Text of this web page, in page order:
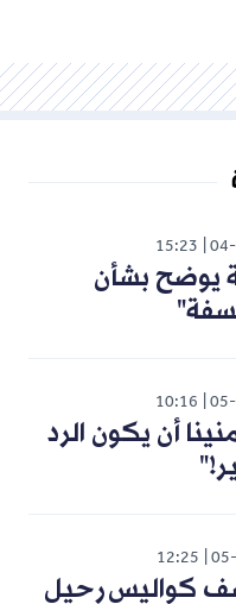
الرد
رحيل